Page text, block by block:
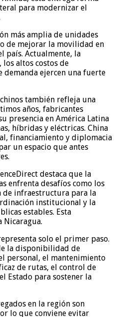
para modernizar el
más amplia de unidades
de mejorar la movilidad en
país. Actualmente, la
altos costos de
demanda ejercen una fuerte
también refleja una
años, fabricantes
presencia en América Latina
híbridas y eléctricas. China
financiamiento y diplomacia
un espacio que antes
destaca que la
enfrenta desafíos como los
de infraestructura para la
institucional y la
estables. Esta
Nicaragua.
solo el primer paso.
la disponibilidad de
personal, el mantenimiento
de rutas, el control de
Estado para sostener la
en la región son
lo que conviene evitar